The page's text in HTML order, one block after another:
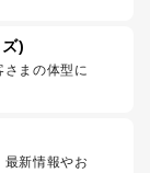
)
まの体型に
最新情報やお